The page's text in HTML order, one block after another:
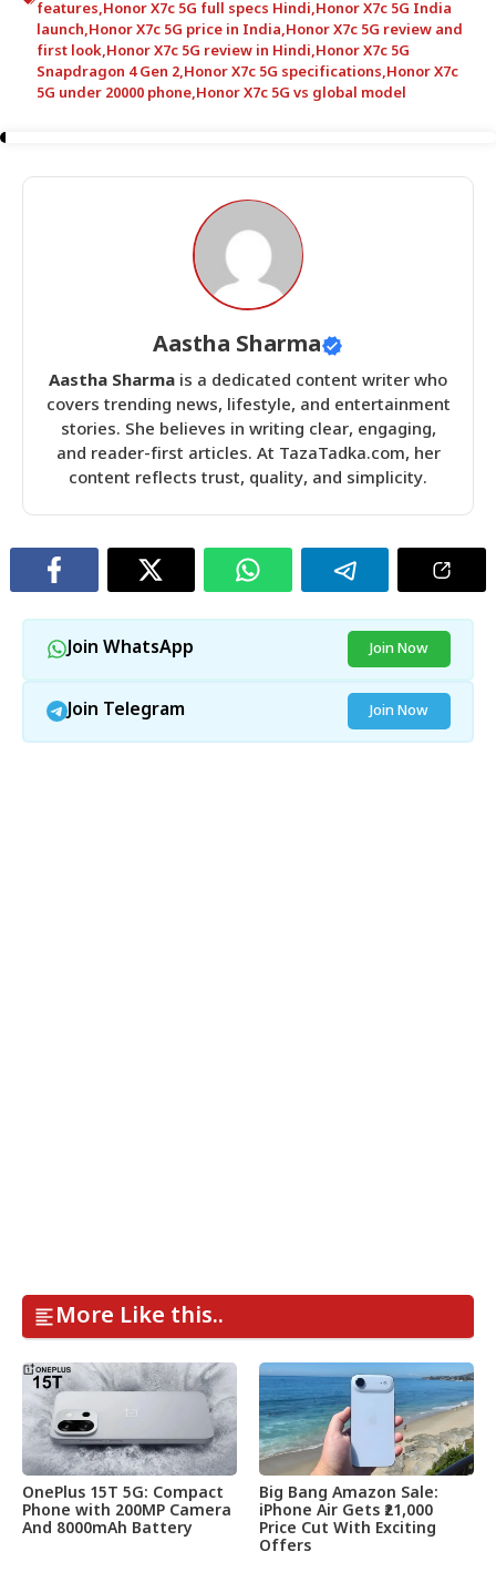
features,Honor X7c 5G full specs Hindi,Honor X7c 5G India
launch,Honor X7c 5G price in India,Honor X7c 5G review and
first look,Honor X7c 5G review in Hindi,Honor X7c 5G
Snapdragon 4 Gen 2,Honor X7c 5G specifications,Honor X7c
5G under 20000 phone,Honor X7c 5G vs global model
Aastha Sharma
Aastha Sharma is a dedicated content writer who
covers trending news, lifestyle, and entertainment
stories. She believes in writing clear, engaging,
and reader-first articles. At TazaTadka.com, her
content reflects trust, quality, and simplicity.
Join WhatsApp Join Now
Join Telegram Join Now
More Like this..
OnePlus 15T 5G: Compact
Phone with 200MP Camera
And 8000mAh Battery
Big Bang Amazon Sale:
iPhone Air Gets ₹21,000
Price Cut With Exciting
Offers